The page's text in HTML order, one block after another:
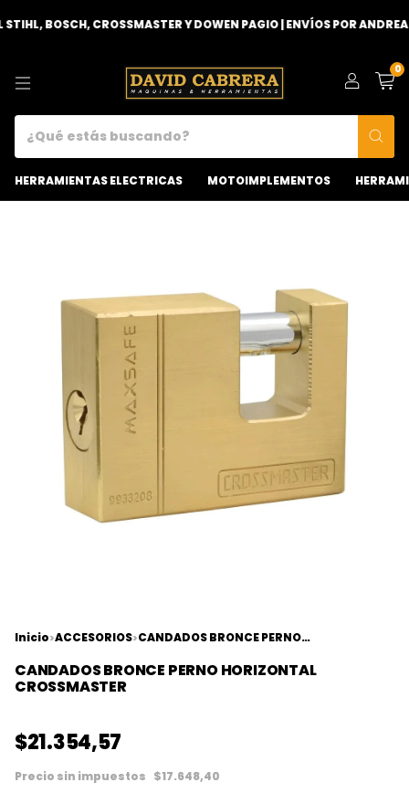
BOSCH, CROSSMASTER Y DOWEN PAGIO | ENVÍOS POR
0
HERRAMIENTAS ELECTRICAS MOTOIMPLEMENTOS
Inicio>ACCESORIOS> CANDADOS BRONCE PERNO HORIZONTAL CROSSMASTER
CANDADOS BRONCE PERNO HORIZONTAL
CROSSMASTER
$21.354,57
Precio sin impuestos $17.648,40